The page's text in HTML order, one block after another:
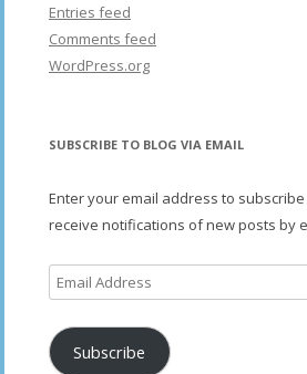
Entries feed
Comments feed
WordPress.org
SUBSCRIBE TO BLOG VIA EMAIL
Enter your email address to
receive notifications of new posts by
Email
Address
Subscribe